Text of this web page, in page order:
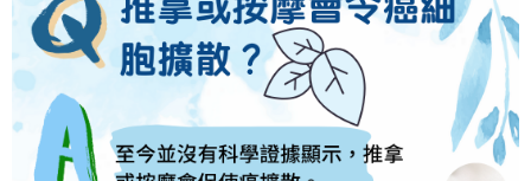
輕鬆一下，充下電啦！
小貼士‧「家」資源